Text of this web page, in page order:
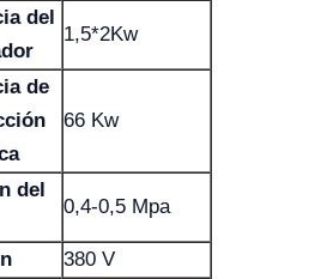
del
1,5*2Kw
de
66 Kw
del
0,4-0,5 Mpa
380 V